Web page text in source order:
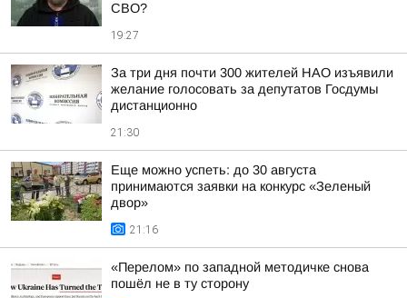
СВО?
19:27
За три дня почти 300 жителей НАО изъявили
желание голосовать за депутатов Госдумы
дистанционно
21:30
Еще можно успеть: до 30 августа
принимаются заявки на конкурс «Зеленый
двор»
21:16
«Перелом» по западной методичке снова
пошёл не в ту сторону